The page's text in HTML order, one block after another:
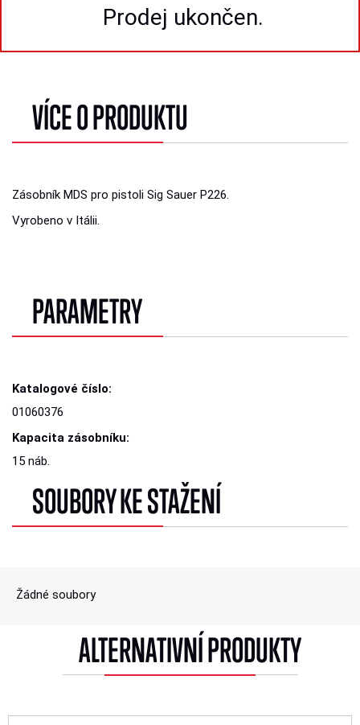
Prodej ukončen.
VÍCE O PRODUKTU
Zásobník MDS pro pistoli Sig Sauer P226.
Vyrobeno v Itálii.
PARAMETRY
Katalogové číslo:
01060376
Kapacita zásobníku:
15 náb.
SOUBORY KE STAŽENÍ
Žádné soubory
ALTERNATIVNÍ PRODUKTY